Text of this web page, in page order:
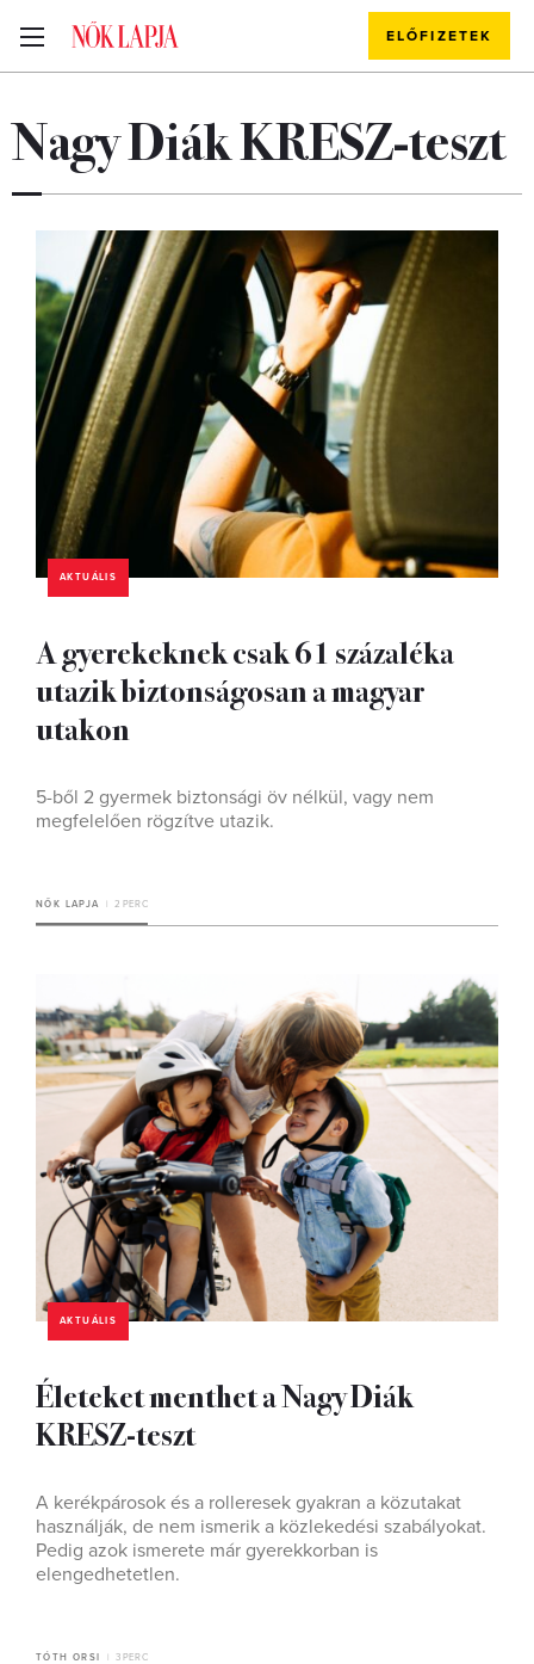
ELŐFIZETEK
Nagy Diák KRESZ-teszt
AKTUÁLIS
A gyerekeknek csak 61 százaléka
utazik biztonságosan a magyar
utakon
5-ből 2 gyermek biztonsági öv nélkül, vagy nem
megfelelően rögzítve utazik.
NŐK LAPJA 2 PERC
AKTUÁLIS
Életeket menthet a Nagy Diák
KRESZ-teszt
A kerékpárosok és a rolleresek gyakran a közutakat
használják, de nem ismerik a közlekedési szabályokat.
Pedig azok ismerete már gyerekkorban is
elengedhetetlen.
TÓTH ORSI 3 PERC